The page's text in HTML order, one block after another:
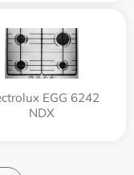
EGG 6242
NDX